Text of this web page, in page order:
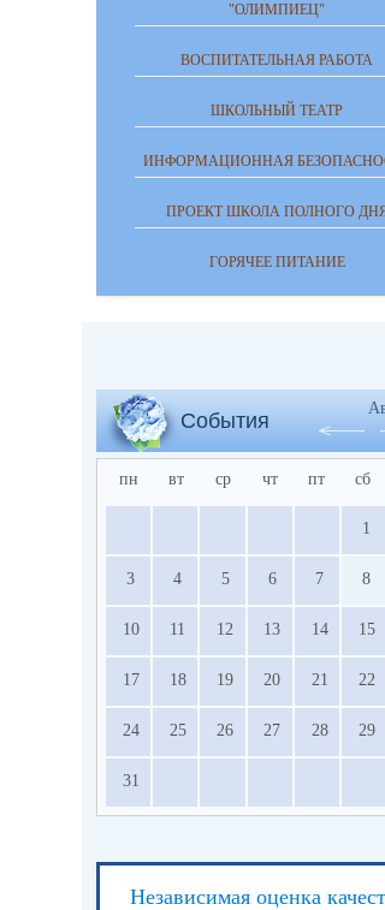
"ОЛИМПИЕЦ"
ВОСПИТАТЕЛЬНАЯ РАБОТА
ШКОЛЬНЫЙ ТЕАТР
ИНФОРМАЦИОННАЯ
ПРОЕКТ ШКОЛА ПОЛНОГО
ГОРЯЧЕЕ ПИТАНИЕ
События
пн вт ср чт пт сб
1
3 4 5 6 7 8
10 11 12 13 14 15
17 18 19 20 21 22
24 25 26 27 28 29
31
Независимая оценка